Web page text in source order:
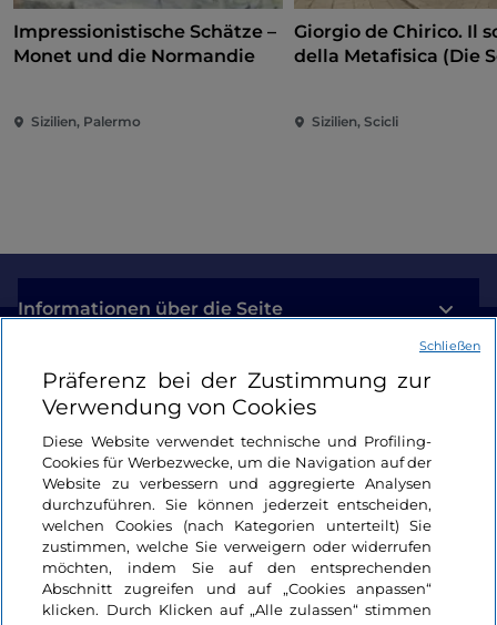
Impressionistische Schätze –
Monet und die Normandie
Sizilien, Palermo
Giorgio de Chirico. Il
della Metafisica (Die
Sizilien, Scicli
Informationen über die Seite
Nützliche Links
Login
Bleiben wir in Kontakt
Präferenz bei der Zustimmung zur
Verwendung von Cookies
Diese Website verwendet technische und Profiling-
Cookies für Werbezwecke, um die Navigation auf der
Website zu verbessern und aggregierte Analysen
durchzuführen. Sie können jederzeit entscheiden,
welchen Cookies (nach Kategorien unterteilt) Sie
zustimmen, welche Sie verweigern oder widerrufen
möchten, indem Sie auf den entsprechenden
Abschnitt zugreifen und auf „Cookies anpassen“
klicken. Durch Klicken auf „Alle zulassen“ stimmen
Schließen